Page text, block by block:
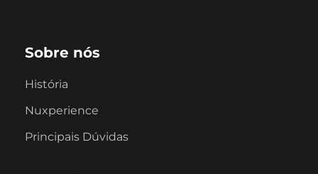
Sobre nós
História
Nuxperience
Principais Dúvidas